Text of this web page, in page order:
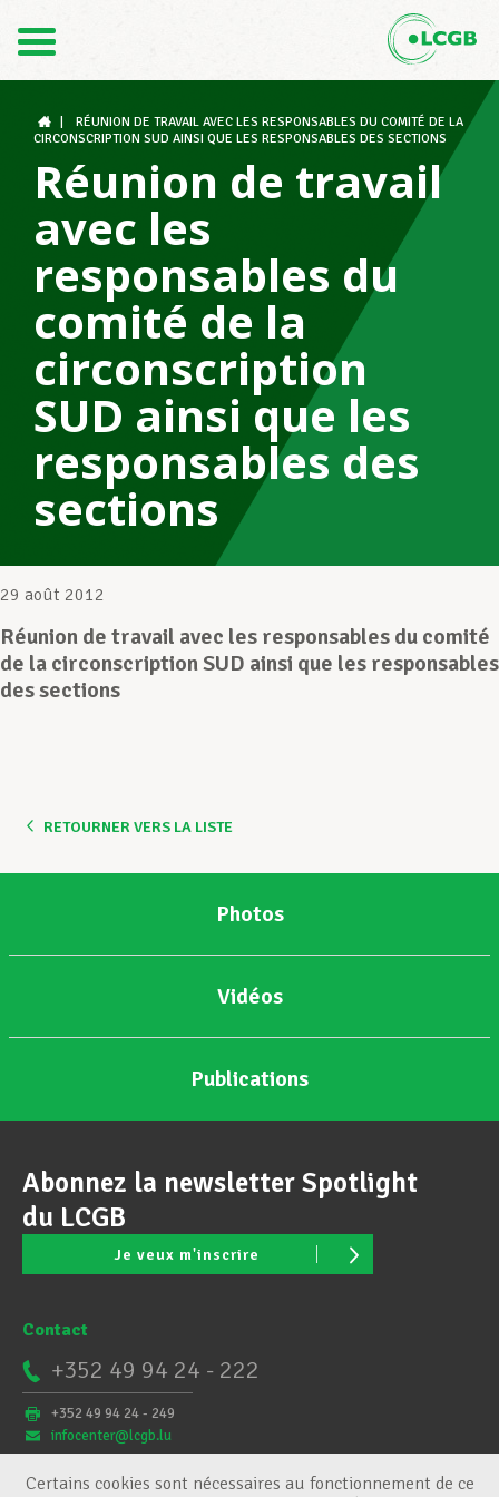
DE
Le LCGB
Structures syndicales
Assistance au Travail
Vos droits
Assistance en vie privée
Développement professionnel
Actualités
RÉUNION DE TRAVAIL AVEC LES RESPONSABLES DU COMITÉ DE LA
CIRCONSCRIPTION SUD AINSI QUE LES RESPONSABLES DES SECTIONS
Réunion de travail
avec les
responsables du
comité de la
circonscription
SUD ainsi que les
responsables des
sections
29 août 2012
Réunion de travail avec les responsables du comité
de la circonscription SUD ainsi que les responsables
des sections
RETOURNER VERS LA LISTE
Photos
Vidéos
Publications
Abonnez la newsletter Spotlight
du LCGB
Je veux m'inscrire
Contact
+352 49 94 24 - 222
+352 49 94 24 - 249
infocenter@lcgb.lu
Certains cookies sont nécessaires au fonctionnement de ce